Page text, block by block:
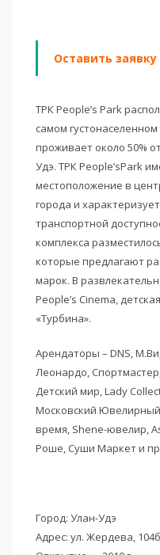
Оставить
ТРК People’s Park
самом
проживает около 50%
Удэ. ТРК People’sPark
местоположение в
города и
транспортной
комплекса
которые предлагают
марок. В
People’s Cinema,
«Турбина».
Арендаторы – DNS,
Леонардо,
Детский мир, Lady
Московский
время, Shene-ювелир,
Роше, Суши Маркет и
Город: Улан-Удэ
Адрес: ул. Жердева, 104б